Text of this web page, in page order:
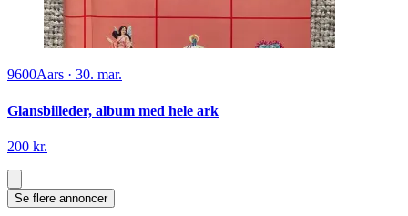
9600Aars · 30. mar.
Glansbilleder, album med hele ark
200 kr.
Se flere annoncer